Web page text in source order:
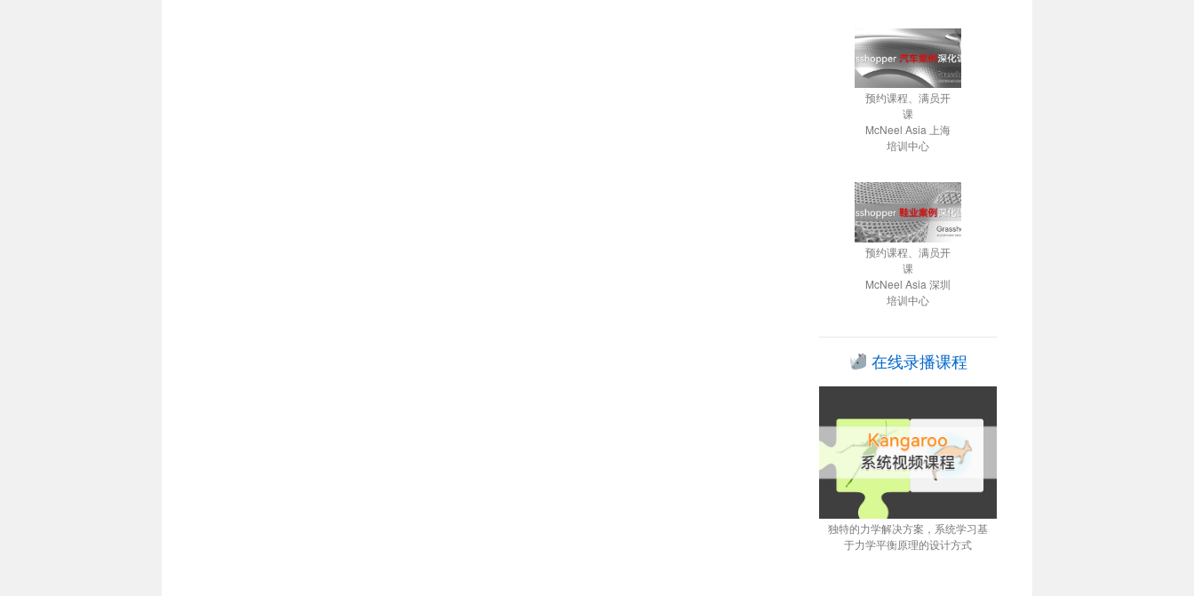
预约课程、满员开
课
McNeel Asia 上海
培训中心
预约课程、满员开
课
McNeel Asia 深圳
培训中心
在线录播课程
独特的力学解决方案，系统学习基
于力学平衡原理的设计方式